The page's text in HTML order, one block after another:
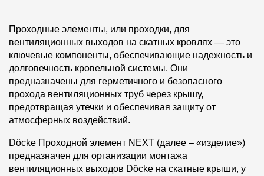
Проходные элементы, или проходки, для
вентиляционных выходов на скатных кровлях — это
ключевые компоненты, обеспечивающие надежность и
долговечность кровельной системы. Они
предназначены для герметичного и безопасного
прохода вентиляционных труб через крышу,
предотвращая утечки и обеспечивая защиту от
атмосферных воздействий.
Döcke Проходной элемент NEXT (далее – «изделие»)
предназначен для организации монтажа
вентиляционных выходов Döcke на скатные крыши, у